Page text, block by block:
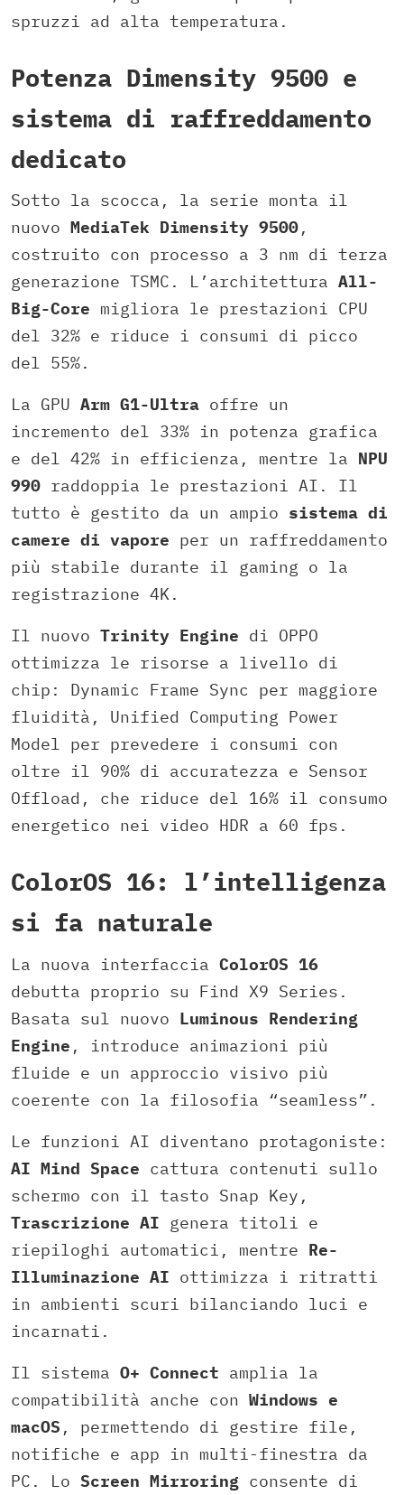
spruzzi ad alta temperatura.
Potenza Dimensity 9500 e
sistema di raffreddamento
dedicato
Sotto la scocca, la serie monta il
nuovo MediaTek Dimensity 9500,
costruito con processo a 3 nm di terza
generazione TSMC. L’architettura All-
Big-Core migliora le prestazioni CPU
del 32% e riduce i consumi di picco
del 55%.
La GPU Arm G1-Ultra offre un
incremento del 33% in potenza grafica
e del 42% in efficienza, mentre la NPU
990 raddoppia le prestazioni AI. Il
tutto è gestito da un ampio sistema di
camere di vapore per un raffreddamento
più stabile durante il gaming o la
registrazione 4K.
Il nuovo Trinity Engine di OPPO
ottimizza le risorse a livello di
chip: Dynamic Frame Sync per maggiore
fluidità, Unified Computing Power
Model per prevedere i consumi con
oltre il 90% di accuratezza e Sensor
Offload, che riduce del 16% il consumo
energetico nei video HDR a 60 fps.
ColorOS 16: l’intelligenza
si fa naturale
La nuova interfaccia ColorOS 16
debutta proprio su Find X9 Series.
Basata sul nuovo Luminous Rendering
Engine , introduce animazioni più
fluide e un approccio visivo più
coerente con la filosofia “seamless”.
Le funzioni AI diventano protagoniste:
AI Mind Space cattura contenuti sullo
schermo con il tasto Snap Key,
Trascrizione AI genera titoli e
riepiloghi automatici, mentre Re-
Illuminazione AI ottimizza i ritratti
in ambienti scuri bilanciando luci e
incarnati.
Il sistema O+ Connect amplia la
compatibilità anche con Windows e
macOS , permettendo di gestire file,
notifiche e app in multi-finestra da
PC. Lo Screen Mirroring consente di